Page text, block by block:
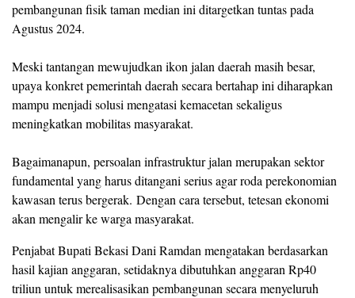
pembangunan fisik taman median ini ditargetkan tuntas pada
Agustus 2024.
Meski tantangan mewujudkan ikon jalan daerah masih besar,
upaya konkret pemerintah daerah secara bertahap ini diharapkan
mampu menjadi solusi mengatasi kemacetan sekaligus
meningkatkan mobilitas masyarakat.
Bagaimanapun, persoalan infrastruktur jalan merupakan sektor
fundamental yang harus ditangani serius agar roda perekonomian
kawasan terus bergerak. Dengan cara tersebut, tetesan ekonomi
akan mengalir ke warga masyarakat.
Penjabat Bupati Bekasi Dani Ramdan mengatakan berdasarkan
hasil kajian anggaran, setidaknya dibutuhkan anggaran Rp40
triliun untuk merealisasikan pembangunan secara menyeluruh